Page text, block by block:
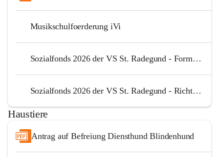
Musikschulfoerderung iVi
Sozialfonds 2026 der VS St. Radegund - Formular
Sozialfonds 2026 der VS St. Radegund - Richtlinie
Haustiere
Antrag auf Befreiung Diensthund Blindenhund